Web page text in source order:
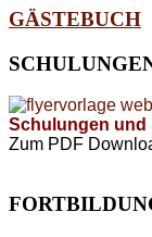
GÄSTEBUCH
Schulungen und
Zum PDF